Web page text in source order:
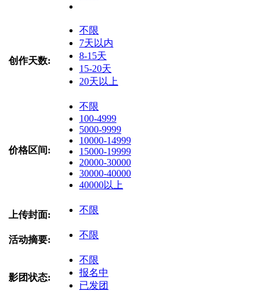
创作天数:
不限
7天以内
8-15天
15-20天
20天以上
价格区间:
不限
100-4999
5000-9999
10000-14999
15000-19999
20000-30000
30000-40000
40000以上
上传封面: 不限
活动摘要: 不限
影团状态:
不限
报名中
已发团